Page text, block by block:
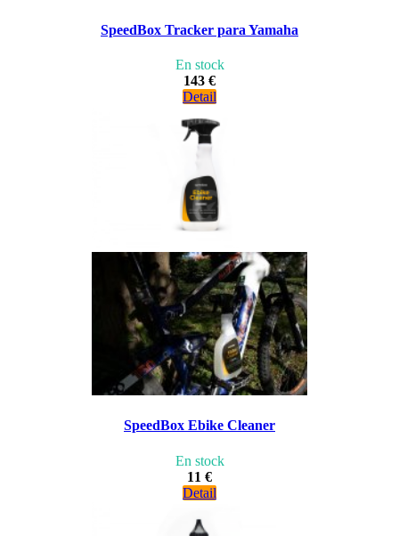
SpeedBox Tracker para Yamaha
En stock
143 €
Detail
SpeedBox Ebike Cleaner
En stock
11 €
Detail